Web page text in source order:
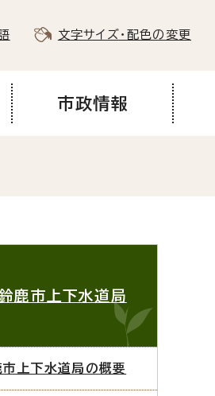
文字サイズ・配色の変更
市政情報
鹿市上下水道局
市上下水道局の概要